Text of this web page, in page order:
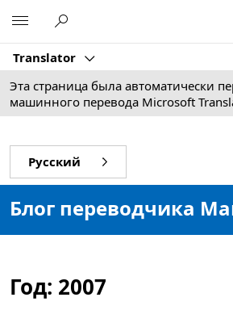
Translator
Эта страница была автоматически
машинного перевода Microsoft
Русский
Блог переводчика
Год: 2007